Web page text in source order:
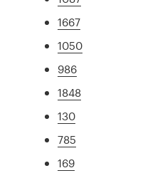
1667
1050
986
1848
130
785
169